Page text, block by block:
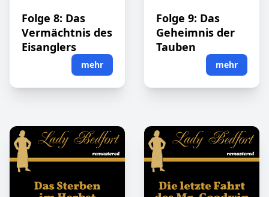
Folge 8: Das
Vermächtnis des
Eisanglers
mehr
Folge 9: Das
Geheimnis der
Tauben
mehr